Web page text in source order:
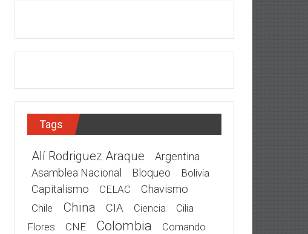
Tags
Alí Rodriguez Araque
Argentina
Asamblea Nacional
Bloqueo Bolivia
Capitalismo CELAC Chavismo
Chile China CIA Ciencia
Cilia
Flores
CNE Colombia
Comando